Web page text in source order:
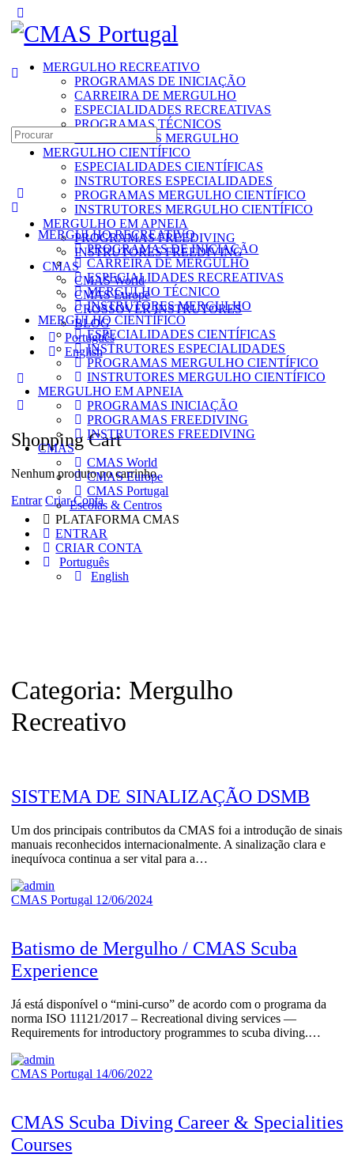
Side
Panel
MERGULHO RECREATIVO
PROGRAMAS DE INICIAÇÃO
CARREIRA DE MERGULHO
ESPECIALIDADES RECREATIVAS
PROGRAMAS TÉCNICOS
INSTRUTORES MERGULHO
MERGULHO CIENTÍFICO
ESPECIALIDADES CIENTÍFICAS
INSTRUTORES ESPECIALIDADES
PROGRAMAS MERGULHO CIENTÍFICO
INSTRUTORES MERGULHO CIENTÍFICO
MERGULHO EM APNEIA
PROGRAMAS FREEDIVING
INSTRUTORES FREEDIVING
CMAS
CMAS World
CMAS Europe
CROSSOVER INSTRUTORES
BLOG
Português
English
options
Shopping Cart
Nenhum produto no carrinho.
Entrar Criar Conta
Search
for:
MERGULHO RECREATIVO
PROGRAMAS DE INICIAÇÃO
CARREIRA DE MERGULHO
ESPECIALIDADES RECREATIVAS
MERGULHO TÉCNICO
INSTRUTORES MERGULHO
MERGULHO CIENTÍFICO
ESPECIALIDADES CIENTÍFICAS
INSTRUTORES ESPECIALIDADES
PROGRAMAS MERGULHO CIENTÍFICO
INSTRUTORES MERGULHO CIENTÍFICO
MERGULHO EM APNEIA
PROGRAMAS INICIAÇÃO
PROGRAMAS FREEDIVING
INSTRUTORES FREEDIVING
CMAS
CMAS World
CMAS Europe
CMAS Portugal
Escolas & Centros
PLATAFORMA CMAS
ENTRAR
CRIAR CONTA
Português
English
Categoria: Mergulho
Recreativo
SISTEMA DE SINALIZAÇÃO DSMB
Um dos principais contributos da CMAS foi a introdução de sinais
manuais reconhecidos internacionalmente. A sinalização clara e
inequívoca continua a ser vital para a…
CMAS Portugal 12/06/2024
Batismo de Mergulho / CMAS Scuba
Experience
Já está disponível o “mini-curso” de acordo com o programa da
norma ISO 11121/2017 – Recreational diving services —
Requirements for introductory programmes to scuba diving.…
CMAS Portugal 14/06/2022
CMAS Scuba Diving Career & Specialities
Courses